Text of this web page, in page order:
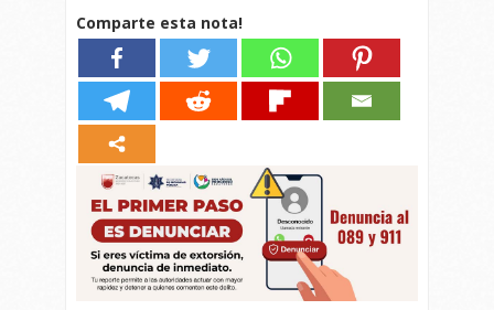
Comparte esta nota!